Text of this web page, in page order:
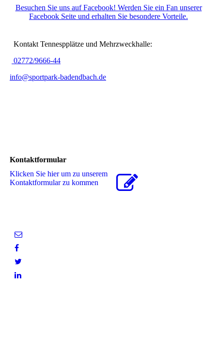
Besuchen Sie uns auf Facebook! Werden Sie ein Fan unserer
Facebook Seite und erhalten Sie besondere Vorteile.
Kontakt Tennespplätze und Mehrzweckhalle:
02772/9666-44
info@sportpark-badendbach.de
Kontaktformular
Klicken Sie hier um zu unserem
Kon­takt­for­mu­lar zu kommen